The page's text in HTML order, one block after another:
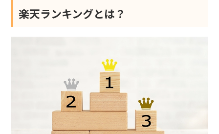
楽天ランキングとは？